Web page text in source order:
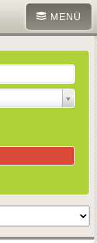
MENÜ